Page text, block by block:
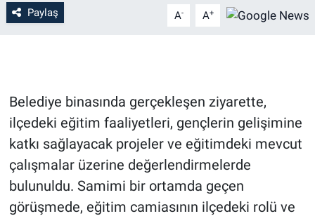
Paylaş A- A+
Belediye binasında gerçekleşen ziyarette,
ilçedeki eğitim faaliyetleri, gençlerin gelişimine
katkı sağlayacak projeler ve eğitimdeki mevcut
çalışmalar üzerine değerlendirmelerde
bulunuldu. Samimi bir ortamda geçen
görüşmede, eğitim camiasının ilçedeki rolü ve